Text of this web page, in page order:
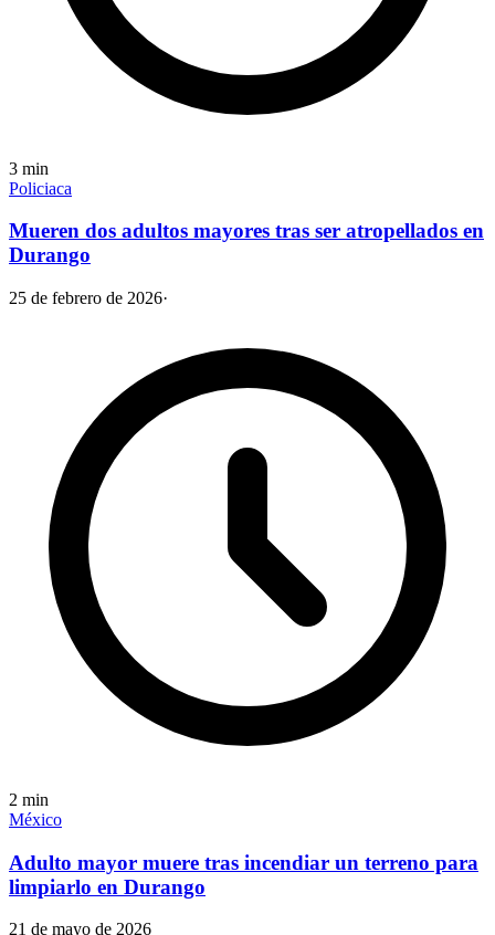
3 min
Policiaca
Mueren dos adultos mayores tras ser atropellados en
Durango
25 de febrero de 2026·
2 min
México
Adulto mayor muere tras incendiar un terreno para
limpiarlo en Durango
21 de mayo de 2026